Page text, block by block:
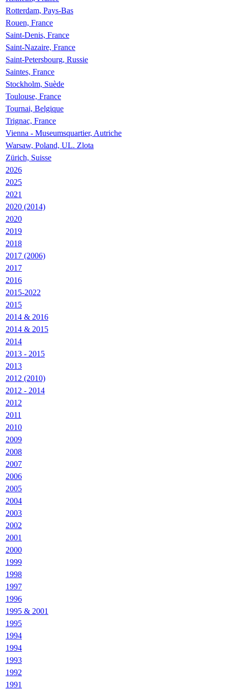
Rotterdam, Pays-Bas
Rouen, France
Saint-Denis, France
Saint-Nazaire, France
Saint-Petersbourg, Russie
Saintes, France
Stockholm, Suède
Toulouse, France
Tournai, Belgique
Trignac, France
Vienna - Museumsquartier, Autriche
Warsaw, Poland, UL. Zlota
Zürich, Suisse
2026
2025
2021
2020 (2014)
2020
2019
2018
2017 (2006)
2017
2016
2015-2022
2015
2014 & 2016
2014 & 2015
2014
2013 - 2015
2013
2012 (2010)
2012 - 2014
2012
2011
2010
2009
2008
2007
2006
2005
2004
2003
2002
2001
2000
1999
1998
1997
1996
1995 & 2001
1995
1994
1994
1993
1992
1991